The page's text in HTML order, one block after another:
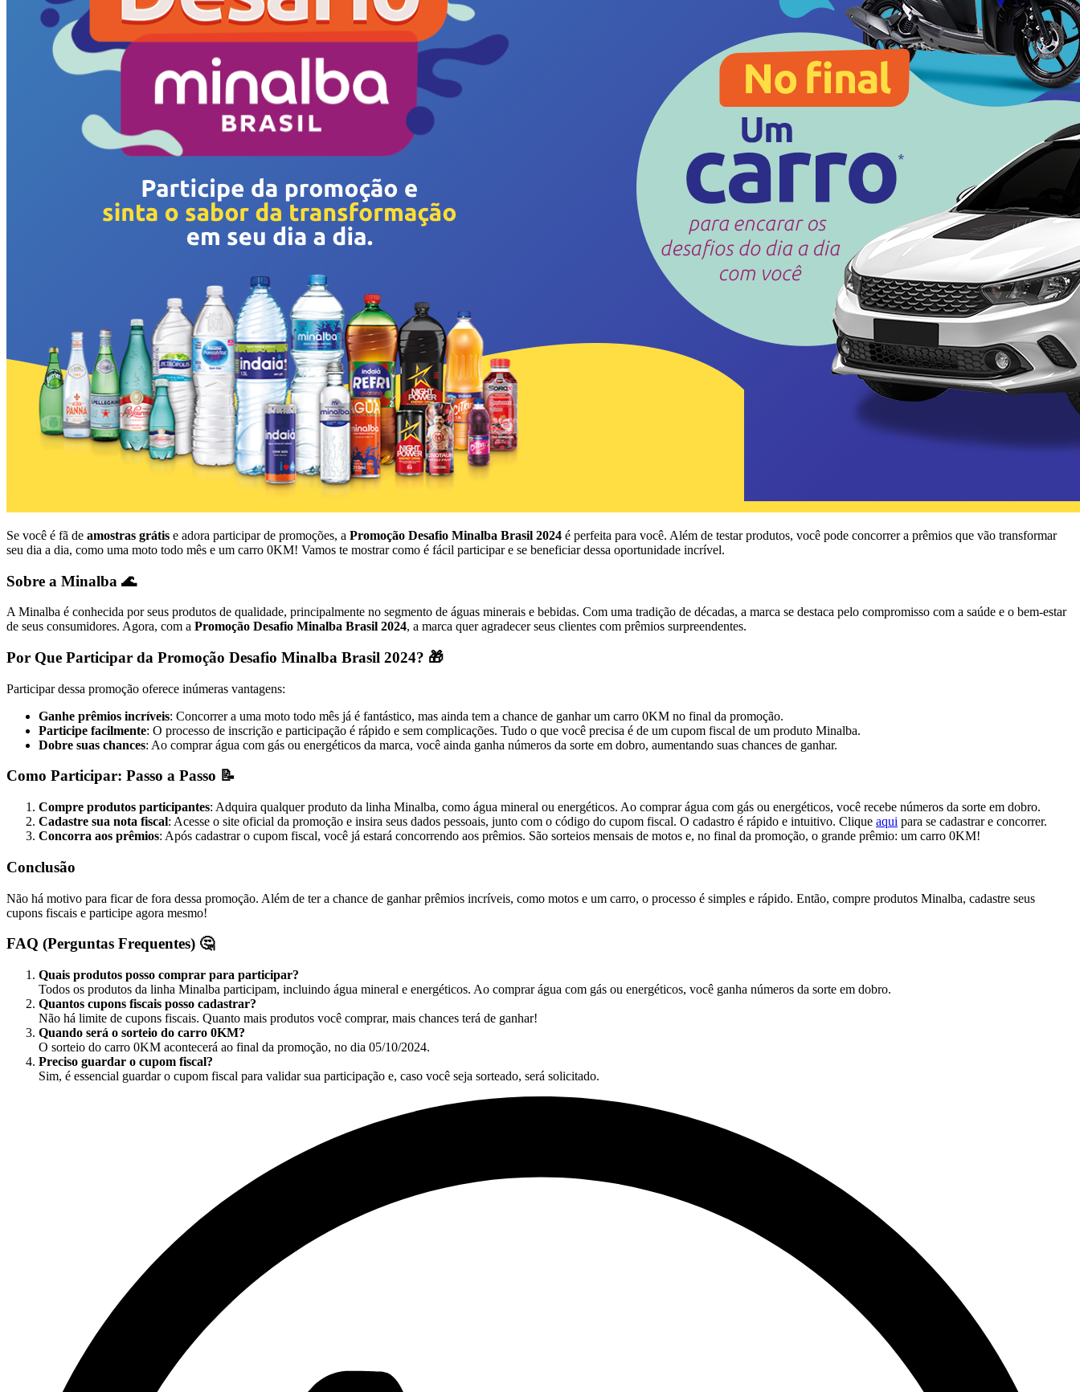
Se você é fã de amostras grátis e adora participar de promoções, a Promoção Desafio Minalba Brasil 2024 é perfeita para você. Além de testar produtos, você pode concorrer a prêmios que vão transformar
seu dia a dia, como uma moto todo mês e um carro 0KM! Vamos te mostrar como é fácil participar e se beneficiar dessa oportunidade incrível.
Sobre a Minalba 🌊
A Minalba é conhecida por seus produtos de qualidade, principalmente no segmento de águas minerais e bebidas. Com uma tradição de décadas, a marca se destaca pelo compromisso com a saúde e o bem-estar
de seus consumidores. Agora, com a Promoção Desafio Minalba Brasil 2024, a marca quer agradecer seus clientes com prêmios surpreendentes.
Por Que Participar da Promoção Desafio Minalba Brasil 2024? 🎁
Participar dessa promoção oferece inúmeras vantagens:
Ganhe prêmios incríveis: Concorrer a uma moto todo mês já é fantástico, mas ainda tem a chance de ganhar um carro 0KM no final da promoção.
Participe facilmente: O processo de inscrição e participação é rápido e sem complicações. Tudo o que você precisa é de um cupom fiscal de um produto Minalba.
Dobre suas chances: Ao comprar água com gás ou energéticos da marca, você ainda ganha números da sorte em dobro, aumentando suas chances de ganhar.
Como Participar: Passo a Passo 📝
Compre produtos participantes: Adquira qualquer produto da linha Minalba, como água mineral ou energéticos. Ao comprar água com gás ou energéticos, você recebe números da sorte em dobro.
Cadastre sua nota fiscal: Acesse o site oficial da promoção e insira seus dados pessoais, junto com o código do cupom fiscal. O cadastro é rápido e intuitivo. Clique aqui para se cadastrar e concorrer.
Concorra aos prêmios: Após cadastrar o cupom fiscal, você já estará concorrendo aos prêmios. São sorteios mensais de motos e, no final da promoção, o grande prêmio: um carro 0KM!
Conclusão
Não há motivo para ficar de fora dessa promoção. Além de ter a chance de ganhar prêmios incríveis, como motos e um carro, o processo é simples e rápido. Então, compre produtos Minalba, cadastre seus
cupons fiscais e participe agora mesmo!
FAQ (Perguntas Frequentes) 🤔
Quais produtos posso comprar para participar?
Todos os produtos da linha Minalba participam, incluindo água mineral e energéticos. Ao comprar água com gás ou energéticos, você ganha números da sorte em dobro.
Quantos cupons fiscais posso cadastrar?
Não há limite de cupons fiscais. Quanto mais produtos você comprar, mais chances terá de ganhar!
Quando será o sorteio do carro 0KM?
O sorteio do carro 0KM acontecerá ao final da promoção, no dia 05/10/2024.
Preciso guardar o cupom fiscal?
Sim, é essencial guardar o cupom fiscal para validar sua participação e, caso você seja sorteado, será solicitado.